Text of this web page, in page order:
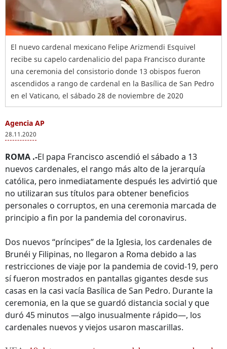
El nuevo cardenal mexicano Felipe Arizmendi Esquivel
recibe su capelo cardenalicio del papa Francisco durante
una ceremonia del consistorio donde 13 obispos fueron
ascendidos a rango de cardenal en la Basílica de San Pedro
en el Vaticano, el sábado 28 de noviembre de 2020
Agencia AP
28.11.2020
ROMA .-El papa Francisco ascendió el sábado a 13
nuevos cardenales, el rango más alto de la jerarquía
católica, pero inmediatamente después les advirtió que
no utilizaran sus títulos para obtener beneficios
personales o corruptos, en una ceremonia marcada de
principio a fin por la pandemia del coronavirus.
Dos nuevos “príncipes” de la Iglesia, los cardenales de
Brunéi y Filipinas, no llegaron a Roma debido a las
restricciones de viaje por la pandemia de covid-19, pero
sí fueron mostrados en pantallas gigantes desde sus
casas en la casi vacía Basílica de San Pedro. Durante la
ceremonia, en la que se guardó distancia social y que
duró 45 minutos —algo inusualmente rápido—, los
cardenales nuevos y viejos usaron mascarillas.